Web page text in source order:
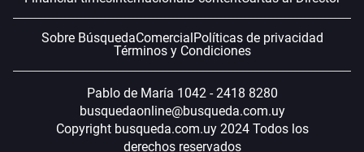
Sobre BúsquedaComercialPolíticas de privacidad
Términos y Condiciones
Pablo de María 1042 - 2418 8280
busquedaonline@busqueda.com.uy
Copyright busqueda.com.uy 2024 Todos los
derechos reservados